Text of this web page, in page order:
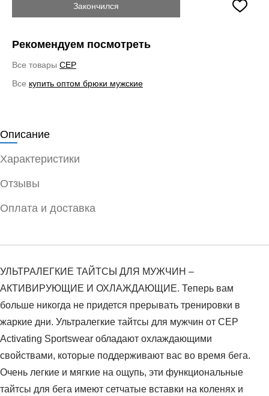
Закончился
Рекомендуем посмотреть
Все товары CEP
Все купить оптом брюки мужские
Описание
Характеристики
Отзывы
Оплата и доставка
УЛЬТРАЛЕГКИЕ ТАЙТСЫ ДЛЯ МУЖЧИН –
АКТИВИРУЮЩИЕ И ОХЛАЖДАЮЩИЕ. Теперь вам
больше никогда не придется прерывать тренировки в
жаркие дни. Ультралегкие тайтсы для мужчин от CEP
Activating Sportswear обладают охлаждающими
свойствами, которые поддерживают вас во время бега.
Очень легкие и мягкие на ощупь, эти функциональные
тайтсы для бега имеют сетчатые вставки на коленях и